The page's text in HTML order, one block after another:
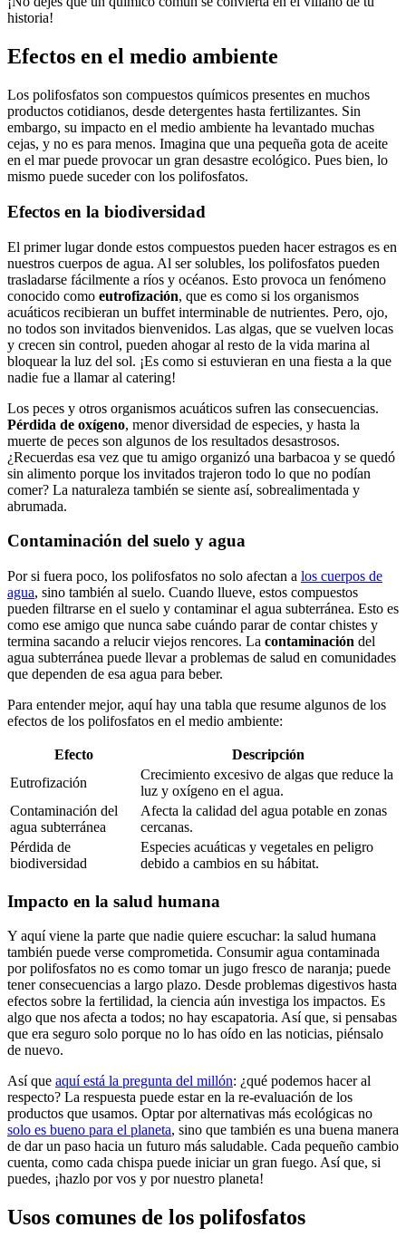
historia!
Efectos en el medio ambiente
Los ​polifosfatos son compuestos⁢ químicos presentes en muchos
productos cotidianos, desde detergentes hasta ⁢fertilizantes. Sin
embargo, su impacto en el medio⁤ ambiente ⁣ha levantado muchas
cejas, y no ⁤es para menos. Imagina que una ⁣pequeña gota de⁢ aceite
en el ⁤mar puede​ provocar ⁣un gran⁢ desastre ecológico. Pues bien, lo
mismo ⁤puede suceder con los polifosfatos.
Efectos‌ en la biodiversidad
El primer‍ lugar donde estos compuestos⁢ pueden hacer estragos es en
nuestros cuerpos de⁤ agua. Al ser ‌solubles, los polifosfatos pueden
trasladarse fácilmente a ‍ríos y océanos. Esto provoca un ‌fenómeno
⁣conocido como eutrofización, ‌que es⁢ como si⁢ los organismos
acuáticos recibieran un buffet‌ interminable de nutrientes.‌ Pero, ojo,
no ⁣todos son⁣ invitados bienvenidos. Las algas, que se ⁢vuelven locas
y crecen⁢ sin control, pueden ahogar ⁤al resto de ⁣la vida marina al
bloquear la luz del sol. ¡Es como si ⁣estuvieran en una‍ fiesta⁢ a la que
nadie fue a llamar al⁣ catering!
Los ‍peces y otros organismos acuáticos‌ sufren las consecuencias. ⁢
Pérdida de oxígeno, ⁤menor ⁣diversidad ​de especies, y hasta la⁣
muerte de ⁢peces ‍son algunos de los resultados desastrosos.
¿Recuerdas esa vez‌ que tu amigo‌ organizó una barbacoa y se quedó
sin ‌alimento⁣ porque los invitados ⁤trajeron ‍todo lo que no podían​
comer? La naturaleza también se siente así, sobrealimentada ​y
⁢abrumada.
Contaminación del‍ suelo ⁤y agua
Por‌ si fuera poco, los ​polifosfatos ⁤no solo afectan a los cuerpos de
agua,⁢ sino también al suelo. Cuando llueve, estos compuestos
pueden filtrarse ​en el⁢ suelo y contaminar el agua subterránea. Esto es‍
como ese⁢ amigo‍ que nunca sabe ⁢cuándo parar de contar chistes y
termina ‍sacando a ⁣relucir viejos rencores. ‌La contaminación del
agua subterránea ⁣puede‍ llevar a problemas de⁢ salud en comunidades⁤
que dependen de esa agua ​para⁣ beber.
Para ​entender mejor, aquí hay una tabla que resume algunos de los
efectos de⁣ los polifosfatos en‍ el ⁣medio ambiente:
Efecto
Descripción
Eutrofización
Crecimiento⁢ excesivo de algas que reduce la
luz y oxígeno en el⁤ agua.
Contaminación ​del
agua subterránea
Afecta ⁢la calidad ⁢del agua potable ‌en ‍zonas
cercanas.
Pérdida de
biodiversidad
Especies acuáticas y vegetales en peligro
⁢debido a ‍cambios⁤ en‌ su hábitat.
Impacto ​en ⁢la​ salud humana
Y aquí viene la⁣ parte que nadie quiere escuchar: ​la‌ salud humana
también puede verse comprometida. Consumir agua⁢ contaminada
por​ polifosfatos no es como tomar un jugo fresco⁢ de naranja; puede
tener consecuencias a‍ largo‍ plazo. Desde problemas digestivos hasta
efectos sobre ⁤la fertilidad, la ciencia aún ⁢investiga los impactos. ⁣Es
algo​ que nos afecta a todos; no hay escapatoria. Así que, si pensabas
que era​ seguro solo porque no lo has oído en las noticias, ⁣piénsalo
de nuevo.
Así que aquí está la pregunta del millón:⁤ ¿qué podemos hacer‌ al
respecto? La respuesta ‍puede estar en⁤ la re-evaluación​ de ‍los‍
productos que usamos.⁣ Optar ⁢por alternativas más ecológicas no
solo es⁤ bueno para el planeta,​ sino ​que​ también es ⁣una buena manera
de dar un ⁤paso hacia ‍un futuro⁢ más ⁣saludable. Cada pequeño cambio
‍cuenta,​ como ‌cada‍ chispa puede iniciar⁤ un⁤ gran fuego. Así que, si
puedes, ¡hazlo por vos y por nuestro planeta!
Usos comunes de los ⁢polifosfatos